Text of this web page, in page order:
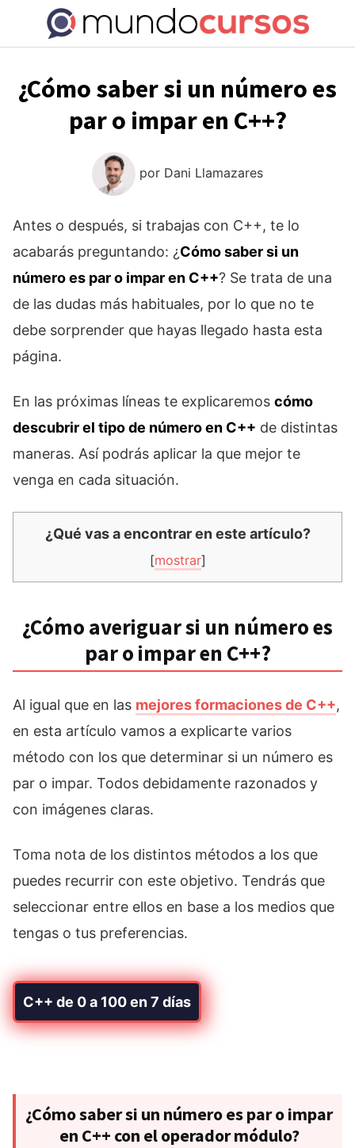
contenido
¿Cómo saber si un número es
par o impar en C++?
por Dani Llamazares
Antes o después, si trabajas con C++, te lo
acabarás preguntando: ¿Cómo saber si un
número es par o impar en C++? Se trata de una
de las dudas más habituales, por lo que no te
debe sorprender que hayas llegado hasta esta
página.
En las próximas líneas te explicaremos cómo
descubrir el tipo de número en C++ de distintas
maneras. Así podrás aplicar la que mejor te
venga en cada situación.
¿Qué vas a encontrar en este artículo?
[mostrar]
¿Cómo averiguar si un número es
par o impar en C++?
Al igual que en las mejores formaciones de C++,
en esta artículo vamos a explicarte varios
método con los que determinar si un número es
par o impar. Todos debidamente razonados y
con imágenes claras.
Toma nota de los distintos métodos a los que
puedes recurrir con este objetivo. Tendrás que
seleccionar entre ellos en base a los medios que
tengas o tus preferencias.
C++ de 0 a 100 en 7 días
¿Cómo saber si un número es par o impar
en C++ con el operador módulo?